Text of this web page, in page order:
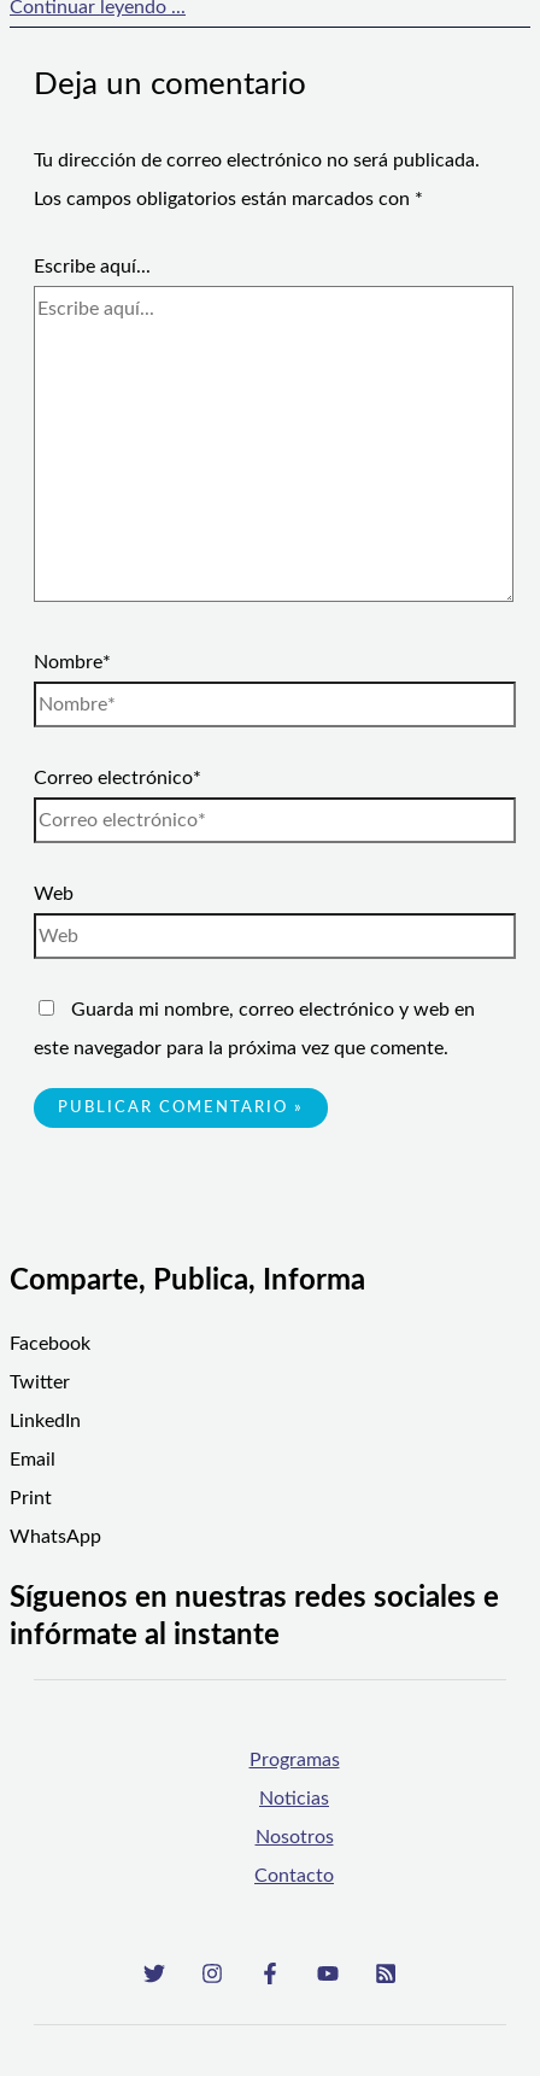
Continuar leyendo ...
Deja un comentario
Tu dirección de correo electrónico no será publicada.
Los campos obligatorios están marcados con *
Escribe aquí...
Nombre*
Correo electrónico*
Web
Guarda mi nombre, correo electrónico y web en
este navegador para la próxima vez que comente.
Comparte, Publica, Informa
Facebook
Twitter
LinkedIn
Email
Print
WhatsApp
Síguenos en nuestras redes sociales e
infórmate al instante
Programas
Noticias
Nosotros
Contacto